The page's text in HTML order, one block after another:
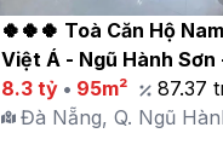
🍀🍀🍀 Toà Căn Hộ Nam
Việt Á - Ngũ Hành Sơn
Gần Sông Gần Biển.
8.3 tỷ• 95m²
87.37
Đà Nẵng, Q. Ngũ